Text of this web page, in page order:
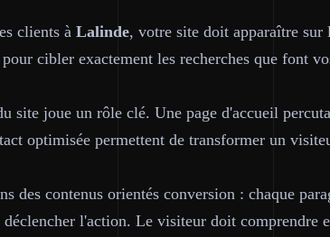
clients à Lalinde, votre site doit apparaître sur
pour cibler exactement les recherches que font
site joue un rôle clé. Une page d'accueil
optimisée permettent de transformer un
des contenus orientés conversion : chaque
l'action. Le visiteur doit comprendre